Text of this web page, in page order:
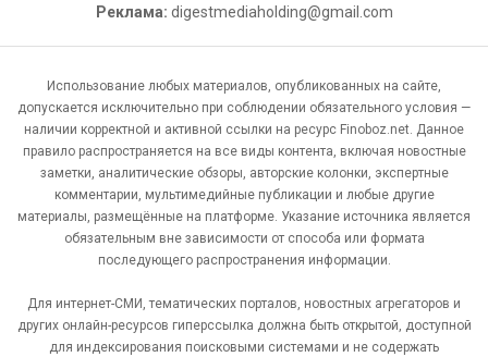
Реклама: digestmediaholding@gmail.com
Использование любых материалов, опубликованных на сайте,
допускается исключительно при соблюдении обязательного условия —
наличии корректной и активной ссылки на ресурс Finoboz.net. Данное
правило распространяется на все виды контента, включая новостные
заметки, аналитические обзоры, авторские колонки, экспертные
комментарии, мультимедийные публикации и любые другие
материалы, размещённые на платформе. Указание источника является
обязательным вне зависимости от способа или формата
последующего распространения информации.
Для интернет-СМИ, тематических порталов, новостных агрегаторов и
других онлайн-ресурсов гиперссылка должна быть открытой, доступной
для индексирования поисковыми системами и не содержать